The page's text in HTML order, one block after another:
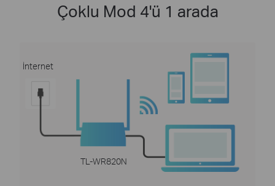
Çoklu Mod 4'ü 1 arada
İnternet
TL-WR820N